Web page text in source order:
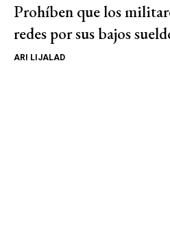
Prohíben que los
redes por sus bajos
ARI LIJALAD